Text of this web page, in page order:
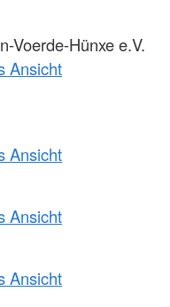
Voerde-Hünxe e.V.
Ansicht
Ansicht
Ansicht
Ansicht